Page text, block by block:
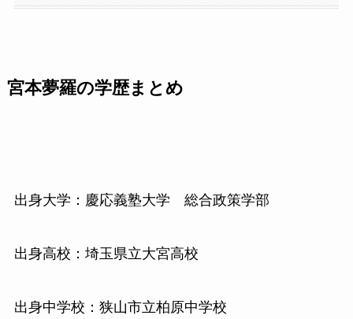
宮本夢羅の学歴まとめ
出身大学：慶応義塾大学 総合政策学部
出身高校：埼玉県立大宮高校
出身中学校：狭山市立柏原中学校